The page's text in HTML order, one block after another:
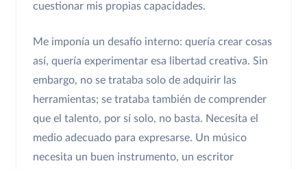
cuestionar mis propias capacidades.
Me imponía un desafío interno: quería crear cosas
así, quería experimentar esa libertad creativa. Sin
embargo, no se trataba solo de adquirir las
herramientas; se trataba también de comprender
que el talento, por sí solo, no basta. Necesita el
medio adecuado para expresarse. Un músico
necesita un buen instrumento, un escritor